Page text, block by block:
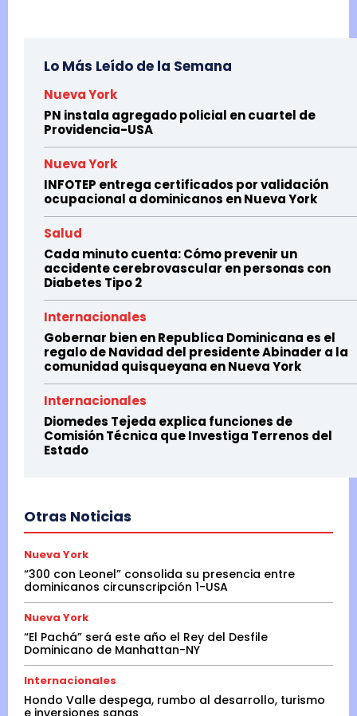
Lo Más Leído de la Semana
Nueva York
PN instala agregado policial en cuartel de
Providencia-USA
Nueva York
INFOTEP entrega certificados por validación
ocupacional a dominicanos en Nueva York
Salud
Cada minuto cuenta: Cómo prevenir un
accidente cerebrovascular en personas con
Diabetes Tipo 2
Internacionales
Gobernar bien en Republica Dominicana es el
regalo de Navidad del presidente Abinader a la
comunidad quisqueyana en Nueva York
Internacionales
Diomedes Tejeda explica funciones de
Comisión Técnica que Investiga Terrenos del
Estado
Otras Noticias
Nueva York
“300 con Leonel” consolida su presencia entre
dominicanos circunscripción 1-USA
Nueva York
“El Pachá” será este año el Rey del Desfile
Dominicano de Manhattan-NY
Internacionales
Hondo Valle despega, rumbo al desarrollo, turismo